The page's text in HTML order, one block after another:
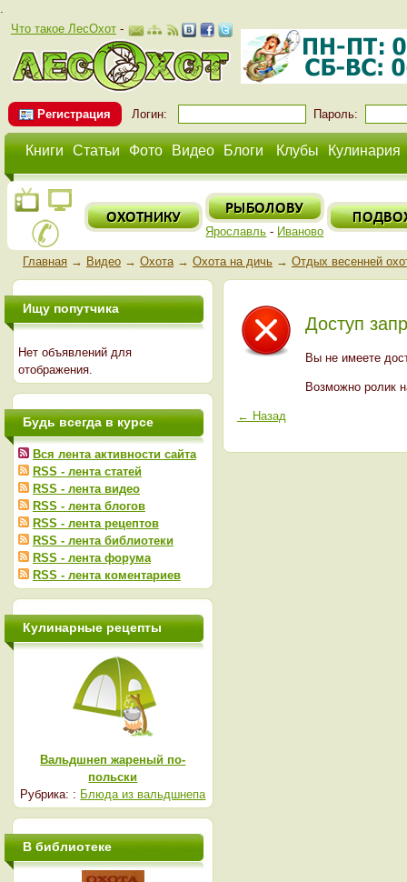
.
Что такое ЛесОхот-
Регистрация Логин: Пароль:
Книги Статьи Фото Видео Блоги Клубы Кулинария
Ярославль - Иваново
Главная→ Видео→ Охота→ Охота на дичь→ Отдых весенней
Доступ
Вы не имеете
Возможно ролик
← Назад
Ищу попутчика
Нет объявлений для
отображения.
Будь всегда в курсе
Вся лента активности сайта
RSS - лента статей
RSS - лента видео
RSS - лента блогов
RSS - лента рецептов
RSS - лента библиотеки
RSS - лента форума
RSS - лента коментариев
Кулинарные рецепты
Вальдшнеп жареный по-
польски
Рубрика: : Блюда из вальдшнепа
В библиотеке